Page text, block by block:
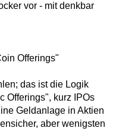
vor - mit denkbar
Offerings"
das ist die Logik
Offerings", kurz IPOs
Geldanlage in Aktien
aber wenigsten